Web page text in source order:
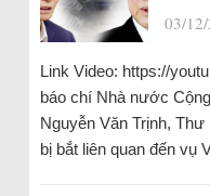
03/
Link Video: https://
báo chí Nhà nước
Nguyễn Văn Trịnh,
bị bắt liên quan đến vụ